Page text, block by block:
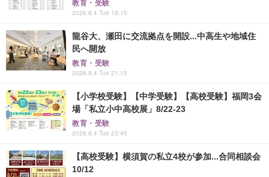
教育・受験
2026.8.4 Tue 18:15
龍谷大、瀬田に交流拠点を開設...中高生や地域住
民へ開放
教育・受験
2026.8.4 Tue 21:15
【小学校受験】【中学受験】【高校受験】福岡3会
場「私立小中高校展」8/22-23
教育・受験
2026.8.4 Tue 23:45
【高校受験】横須賀の私立4校が参加...合同相談会
10/12